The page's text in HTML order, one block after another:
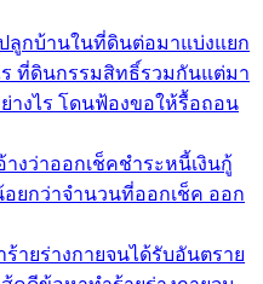
ลูกบ้านในที่ดินต่อมาแบ่งแยก
ร ที่ดินกรรมสิทธิ์รวมกันแต่มา
างไร โดนฟ้องขอให้รื้อถอน
งว่าออกเช็คชำระหนี้เงินกู้
ยกว่าจำนวนที่ออกเช็ค ออก
ายร่างกายจนได้รับอันตราย